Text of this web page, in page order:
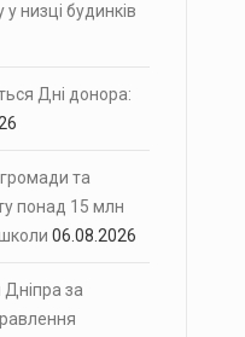
низці будинків
Дні донора:
та
понад 15 млн
06.08.2026
за